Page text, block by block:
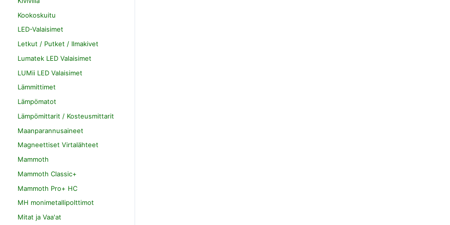
Kookoskuitu
LED-Valaisimet
Letkut / Putket / Ilmakivet
Lumatek LED Valaisimet
LUMii LED Valaisimet
Lämmittimet
Lämpömatot
Lämpömittarit / Kosteusmittarit
Maanparannusaineet
Magneettiset Virtalähteet
Mammoth
Mammoth Classic+
Mammoth Pro+ HC
MH monimetallipolttimot
Mitat ja Vaa'at